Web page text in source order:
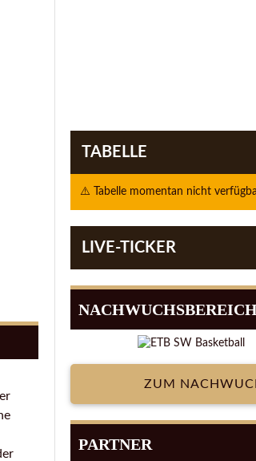
TABELLE
⚠️ Tabelle momentan nicht
LIVE-TICKER
ZUM
PARTNER